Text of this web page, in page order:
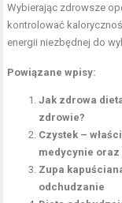
Wybierając zdrowsze
kontrolować
energii niezbędnej do
Powiązane wpisy:
Jak zdrowa
zdrowie?
Czystek –
medycynie oraz
Zupa
odchudzanie